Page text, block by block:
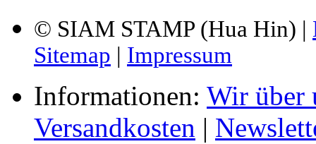
© SIAM STAMP (Hua Hin) |
Sitemap | Impressum
Informationen: Wir über
Versandkosten |